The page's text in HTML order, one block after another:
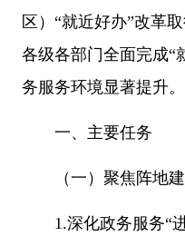
区）“就近好办”改革
各级各部门全面完成“
务服务环境显著提升。
一、主要任务
（一）聚焦阵地建
1.深化政务服务“进